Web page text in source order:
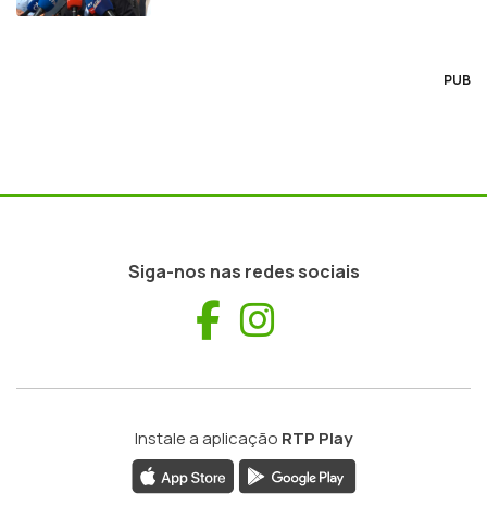
PUB
Siga-nos nas redes sociais
Facebook
Instale a aplicação RTP Play